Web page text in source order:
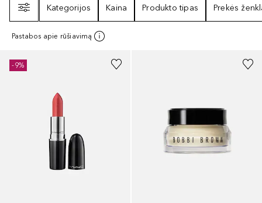
Kategorijos
Kaina Produkto tipas Prekės
Pastabos apie rūšiavimą
-9%
+32